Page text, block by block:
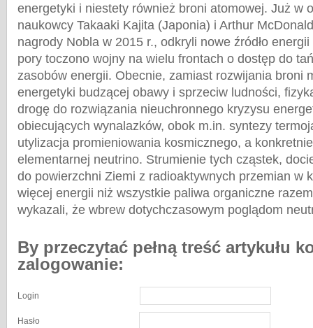
energetyki i niestety również broni atomowej. Już w
naukowcy Takaaki Kajita (Japonia) i Arthur
nagrody Nobla w 2015 r., odkryli nowe źródło
pory toczono wojny na wielu frontach o dostęp do
zasobów energii. Obecnie, zamiast rozwijania broni
energetyki budzącej obawy i sprzeciw ludności,
drogę do rozwiązania nieuchronnego kryzysu
obiecujących wynalazków, obok m.in. syntezy
utylizacja promieniowania kosmicznego, a
elementarnej neutrino. Strumienie tych cząstek,
do powierzchni Ziemi z radioaktywnych przemian w
więcej energii niż wszystkie paliwa organiczne
wykazali, że wbrew dotychczasowym poglądom
By przeczytać pełną treść artykułu
zalogowanie:
Login
Hasło